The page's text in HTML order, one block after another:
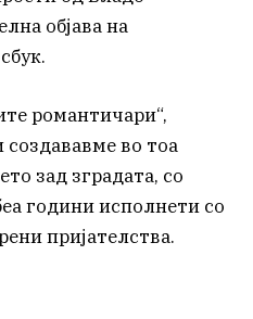
објава на
романтичари“,
во тоа
зад зградата, со
години исполнети со
пријателства.